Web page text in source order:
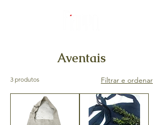
Aventais
3 produtos Filtrar e ordenar